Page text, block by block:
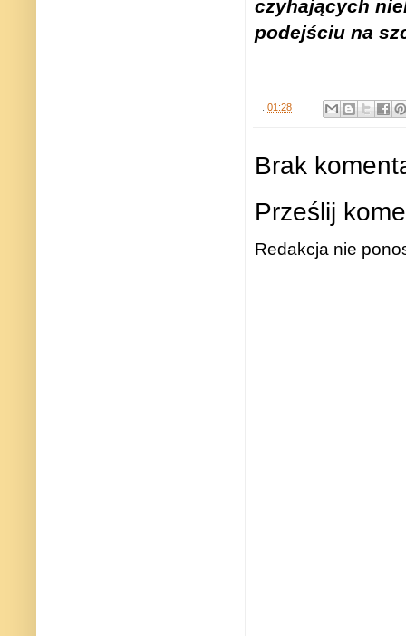
czyhających
podejściu na
. 01:28
Brak
Prześlij
Redakcja nie